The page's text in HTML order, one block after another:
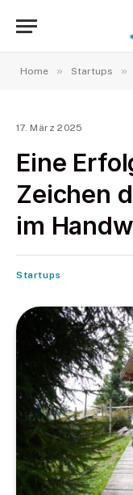
Home » Startups »
17. März 2025
Eine
Zeichen
im
Startups